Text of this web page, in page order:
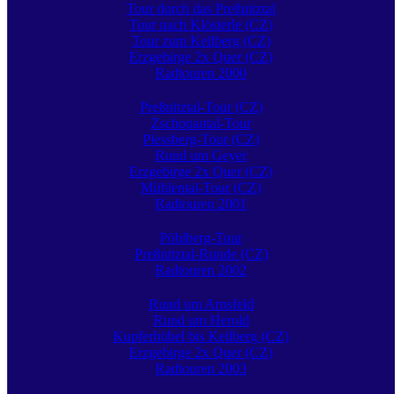
Tour durch das Preßnitztal
Tour nach Klösterle (CZ)
Tour zum Keilberg (CZ)
Erzgebirge 2x Quer (CZ)
Radtouren 2000
Preßnitztal-Tour (CZ)
Zschopautal-Tour
Plessberg-Tour (CZ)
Rund um Geyer
Erzgebirge 2x Quer (CZ)
Mühlental-Tour (CZ)
Radtouren 2001
Pöhlberg-Tour
Preßnitztal-Runde (CZ)
Radtouren 2002
Rund um Arnsfeld
Rund um Herold
Kupferhübel bis Keilberg (CZ)
Erzgebirge 2x Quer (CZ)
Radtouren 2003